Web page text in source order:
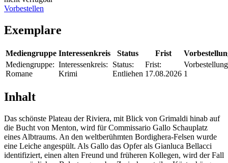
Vorbestellen
Exemplare
Mediengruppe Interessenkreis Status Frist
Mediengruppe:
Romane
Interessenkreis:
Krimi
Status:
Entliehen
Frist:
17.08.2026 1
Inhalt
Das schönste Plateau der Riviera, mit Blick von Grimaldi hinab auf
die Bucht von Menton, wird für Commissario Gallo Schauplatz
eines Albtraums. An den weltberühmten Bordighera-Felsen wurde
eine Leiche angespült. Als Gallo das Opfer als Gianluca Bellacci
identifiziert, einen alten Freund und früheren Kollegen, wird der Fall